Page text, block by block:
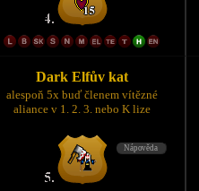
Dark Elfův kat
alespoň 5x buď členem vítězné
aliance v 1. 2. 3. nebo K lize